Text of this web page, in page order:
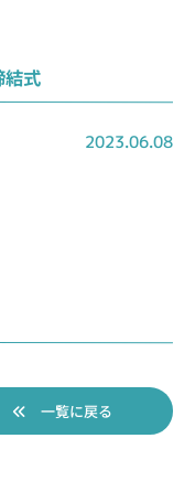
式
2023.06.08
一覧に戻る